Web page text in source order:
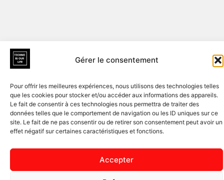
Gérer le consentement
Pour offrir les meilleures expériences, nous utilisons des technologies telles
que les cookies pour stocker et/ou accéder aux informations des appareils.
Le fait de consentir à ces technologies nous permettra de traiter des
données telles que le comportement de navigation ou les ID uniques sur ce
site. Le fait de ne pas consentir ou de retirer son consentement peut avoir un
effet négatif sur certaines caractéristiques et fonctions.
Accepter